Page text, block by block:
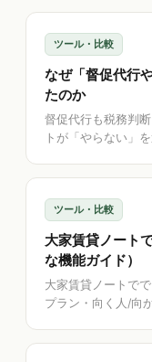
ツール・比較
なぜ「督促代行
たのか
督促代行も税務判
トが「やらない」
ツール・比較
大家賃貸ノート
な機能ガイド）
大家賃貸ノートで
プラン・向く人/向